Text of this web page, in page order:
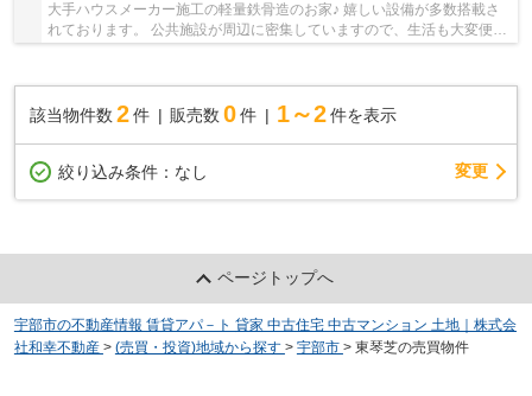
大手ハウスメーカー施工の軽量鉄骨造のお家♪ 嬉しい設備が多数搭載さ
れております。 公共施設が周辺に密集していますので、生活も大変便利
該当物件数 2件 販売数 0 件 1～2 件を表示
絞り込み条件： なし 変更
ページトップへ
宇部市の不動産情報 賃貸アパ－ト 貸家 中古住宅 中古マンション 土地｜株式会
社和幸不動産 > (売買・投資)地域から探す > 宇部市 > 東琴芝の売買物件